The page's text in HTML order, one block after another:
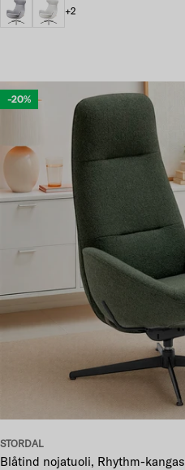
+2
-20%
STORDAL
Blåtind nojatuoli, Rhythm-kangas